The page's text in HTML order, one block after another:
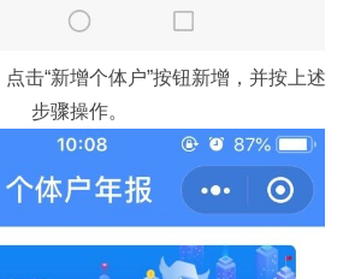
击“新增个体户”按钮新增，并按上述
步骤操作。